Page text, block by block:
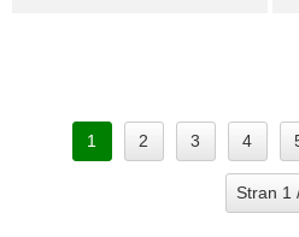
1 2 3 4
Stran 1